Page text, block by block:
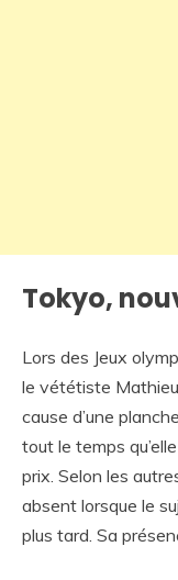
Tokyo,
Lors des Jeux
le vététiste
cause d’une
tout le temps
prix. Selon les
absent lorsque le
plus tard. Sa